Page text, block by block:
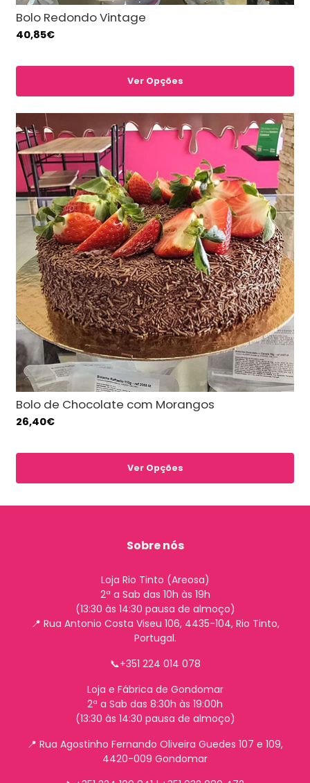
Bolo Redondo Vintage
40,85€
Ver Opções
Bolo de Chocolate com Morangos
26,40€
Ver Opções
Sobre nós
Loja Rio Tinto (Areosa)
2ª a Sab das 10h às 19h
(13:30 às 14:30 pausa de almoço)
📍 Rua Antonio Costa Viseu 106, 4435-104, Rio Tinto,
Portugal.
📞+351 224 014 078
Loja e Fábrica de Gondomar
2ª a Sab das 8:30h às 19:00h
(13:30 às 14:30 pausa de almoço)
📍 Rua Agostinho Fernando Oliveira Guedes 107 e 109,
4420-009 Gondomar